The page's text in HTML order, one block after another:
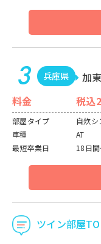
兵庫県
加
料金
税込
部屋タイプ
自炊シ
車種
AT
最短卒業日
18日
ツイン部屋